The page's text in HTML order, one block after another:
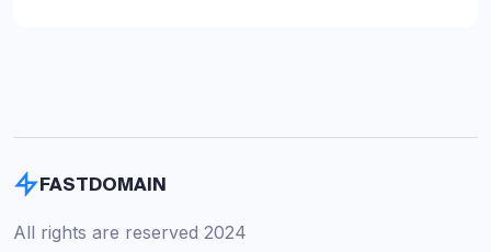
FASTDOMAIN
All rights are reserved 2024